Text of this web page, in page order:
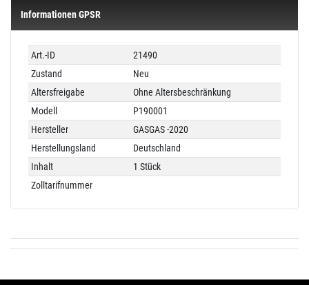
Informationen GPSR
Technisches
Merkmal
Wert
Art.-ID
21490
Zustand
Neu
Altersfreigabe
Ohne Altersbeschränkung
Modell
P190001
Hersteller
GASGAS -2020
Herstellungsland
Deutschland
Inhalt
1 Stück
Zolltarifnummer